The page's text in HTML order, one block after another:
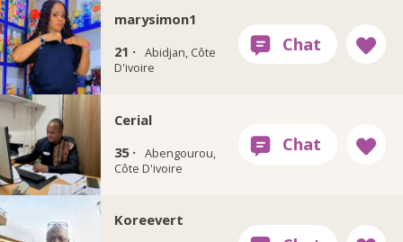
marysimon1
21 · Abidjan, Côte
D'ivoire
Cerial
35 · Abengourou,
Côte D'ivoire
Koreevert